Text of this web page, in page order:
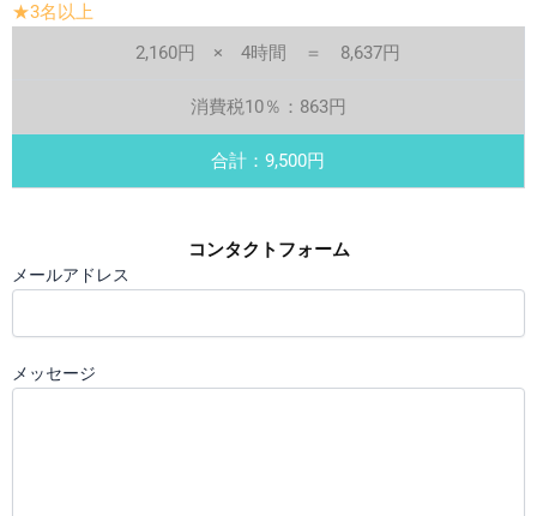
★3名以上
2,160円 × 4時間 ＝ 8,637円
消費税10％：863円
合計：9,500円
コンタクトフォーム
メールアドレス
メッセージ